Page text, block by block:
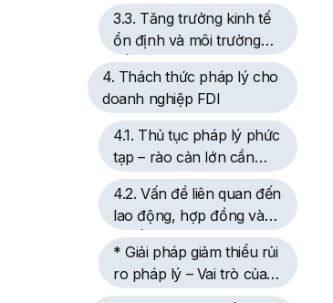
3.3. Tăng trưởng kinh tế
ổn định và môi trường
đầu tư ngày càng hoàn
thiện
4. Thách thức pháp lý cho
doanh nghiệp FDI
4.1. Thủ tục pháp lý phức
tạp – rào cản lớn cần
vượt qua
4.2. Vấn đề liên quan đến
lao động, hợp đồng và
thuế
* Giải pháp giảm thiểu rủi
ro pháp lý – Vai trò của
luật sư địa phương